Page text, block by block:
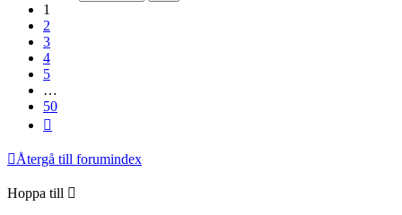
1
2
3
4
5
…
50
Återgå till forumindex
Hoppa till